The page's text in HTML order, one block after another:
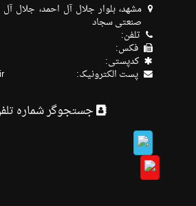
صنعتی سجاد
تلفن:
فکس:
كدپستی:
پست الکترونیک:
جستجوگر شماره تلفن